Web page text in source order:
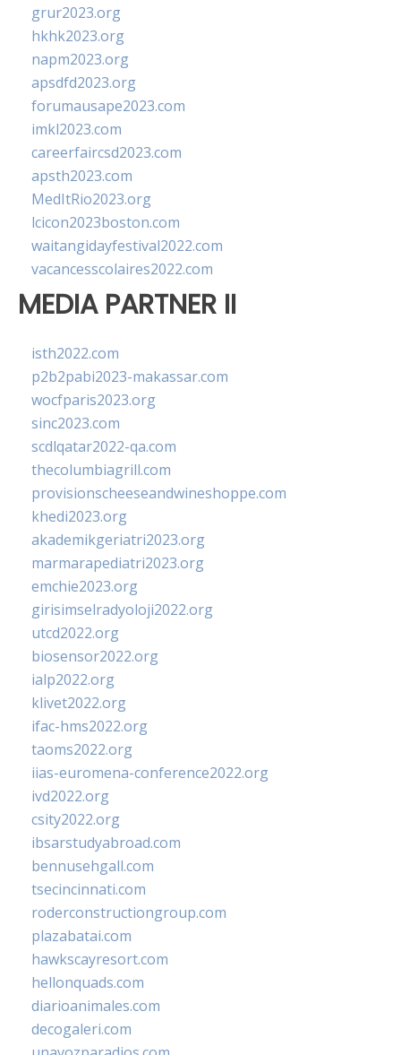
grur2023.org
hkhk2023.org
napm2023.org
apsdfd2023.org
forumausape2023.com
imkl2023.com
careerfaircsd2023.com
apsth2023.com
MedItRio2023.org
lcicon2023boston.com
waitangidayfestival2022.com
vacancesscolaires2022.com
MEDIA PARTNER II
isth2022.com
p2b2pabi2023-makassar.com
wocfparis2023.org
sinc2023.com
scdlqatar2022-qa.com
thecolumbiagrill.com
provisionscheeseandwineshoppe.com
khedi2023.org
akademikgeriatri2023.org
marmarapediatri2023.org
emchie2023.org
girisimselradyoloji2022.org
utcd2022.org
biosensor2022.org
ialp2022.org
klivet2022.org
ifac-hms2022.org
taoms2022.org
iias-euromena-conference2022.org
ivd2022.org
csity2022.org
ibsarstudyabroad.com
bennusehgall.com
tsecincinnati.com
roderconstructiongroup.com
plazabatai.com
hawkscayresort.com
hellonquads.com
diarioanimales.com
decogaleri.com